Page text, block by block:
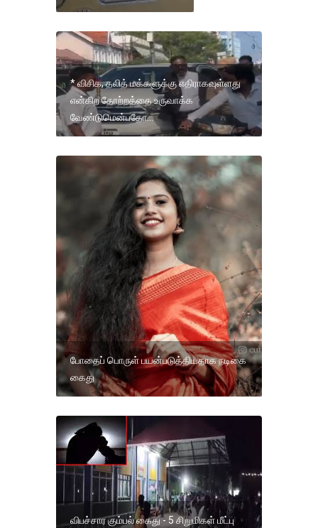
* விசிக, தலித் மக்களுக்கு எதிராகவுள்ளது
என்கிற தோற்றத்தை உருவாக்க
வேண்டுமென்பதோ...
போதைப் பொருள் பயன்படுத்தியதாக நடிகை
கைது
விபச்சார கும்பல் கைது - 5 சிறுமிகள் மீட்பு